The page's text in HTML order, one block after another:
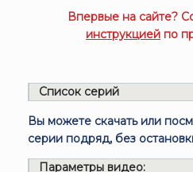
Впервые на сайте?
инструкцией по
Список серий
Вы можете скачать или
серии подряд, без
Параметры видео: